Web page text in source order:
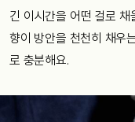
긴 이시간을 어떤 걸로
향이 방안을 천천히 채우
로 충분해요.